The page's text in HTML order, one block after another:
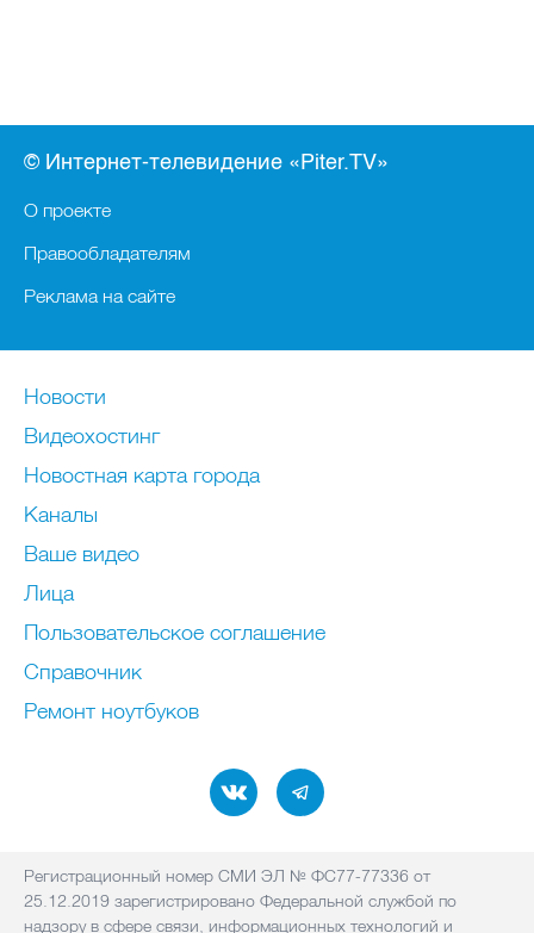
© Интернет-телевидение «Piter.TV»
О проекте
Правообладателям
Реклама на сайте
Новости
Видеохостинг
Новостная карта города
Каналы
Ваше видео
Лица
Пользовательское соглашение
Справочник
Ремонт нoутбуков
Регистрационный номер СМИ ЭЛ № ФС77-77336 от
25.12.2019 зарегистрировано Федеральной службой по
надзору в сфере связи, информационных технологий и